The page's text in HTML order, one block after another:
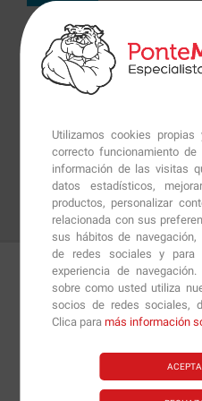
Utilizamos cookies
correcto funcionamiento
información de las visitas
datos estadísticos,
productos, personalizar
relacionada con sus
sus hábitos de navegación,
de redes sociales y para
experiencia de
sobre como usted utiliza
socios de redes sociales,
Clica paramás información
Detalles Preguntas
Camiseta LBM Negra
entrenar y vestir con una
flexible y de última